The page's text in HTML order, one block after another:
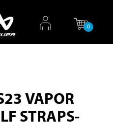
0
VAPOR
STRAPS-